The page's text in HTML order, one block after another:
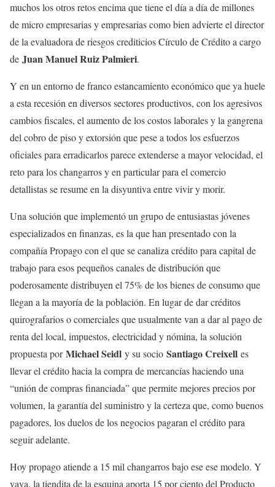
muchos los otros retos encima que tiene el día a día de millones
de micro empresarias y empresarias como bien advierte el director
de la evaluadora de riesgos crediticios Círculo de Crédito a cargo
de Juan Manuel Ruiz Palmieri.
Y en un entorno de franco estancamiento económico que ya huele
a esta recesión en diversos sectores productivos, con los agresivos
cambios fiscales, el aumento de los costos laborales y la gangrena
del cobro de piso y extorsión que pese a todos los esfuerzos
oficiales para erradicarlos parece extenderse a mayor velocidad, el
reto para los changarros y en particular para el comercio
detallistas se resume en la disyuntiva entre vivir y morir.
Una solución que implementó un grupo de entusiastas jóvenes
especializados en finanzas, es la que han presentado con la
compañía Propago con el que se canaliza crédito para capital de
trabajo para esos pequeños canales de distribución que
poderosamente distribuyen el 75% de los bienes de consumo que
llegan a la mayoría de la población. En lugar de dar créditos
quirografarios o comerciales que usualmente van a dar al pago de
renta del local, impuestos, electricidad y nómina, la solución
propuesta porMichael Seidl y su socio Santiago Creixell es
llevar el crédito hacia la compra de mercancías haciendo una
“unión de compras financiada” que permite mejores precios por
volumen, la garantía del suministro y la certeza que, como buenos
pagadores, los duelos de los negocios pagaran el crédito para
seguir adelante.
Hoy propago atiende a 15 mil changarros bajo ese ese modelo. Y
vaya, la tiendita de la esquina aporta 15 por ciento del Producto